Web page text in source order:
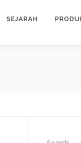
SEJARAH